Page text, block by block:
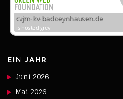
EIN JAHR
Juni 2026
Mai 2026